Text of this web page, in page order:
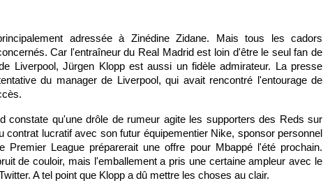
adressée à Zinédine Zidane. Mais tous les cadors
Car l'entraîneur du Real Madrid est loin d'être le seul fan de
Liverpool, Jürgen Klopp est aussi un fidèle admirateur. La presse
du manager de Liverpool, qui avait rencontré l'entourage de
constate qu'une drôle de rumeur agite les supporters des Reds sur
contrat lucratif avec son futur équipementier Nike, sponsor personnel
Premier League préparerait une offre pour Mbappé l'été prochain.
de couloir, mais l'emballement a pris une certaine ampleur avec le
A tel point que Klopp a dû mettre les choses au clair.